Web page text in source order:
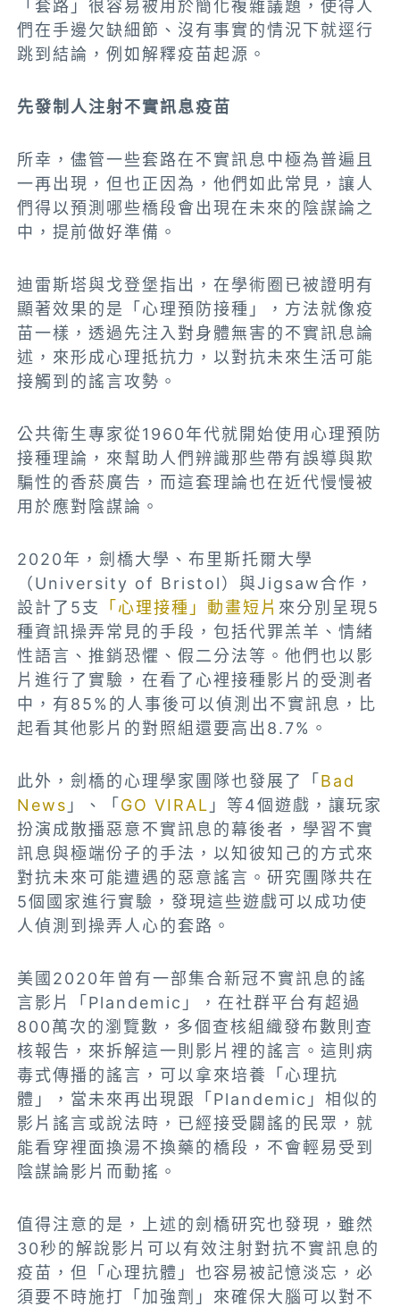
「套路」很容易被用於簡化複雜議題，使得人
們在手邊欠缺細節、沒有事實的情況下就逕行
跳到結論，例如解釋疫苗起源。
先發制人注射不實訊息疫苗
所幸，儘管一些套路在不實訊息中極為普遍且
一再出現，但也正因為，他們如此常見，讓人
們得以預測哪些橋段會出現在未來的陰謀論之
中，提前做好準備。
迪雷斯塔與戈登堡指出，在學術圈已被證明有
顯著效果的是「心理預防接種」，方法就像疫
苗一樣，透過先注入對身體無害的不實訊息論
述，來形成心理抵抗力，以對抗未來生活可能
接觸到的謠言攻勢。
公共衛生專家從1960年代就開始使用心理預防
接種理論，來幫助人們辨識那些帶有誤導與欺
騙性的香菸廣告，而這套理論也在近代慢慢被
用於應對陰謀論。
2020年，劍橋大學、布里斯托爾大學
（University of Bristol）與Jigsaw合作，
設計了5支
「心理接種」動畫短片 來分別呈現5
種資訊操弄常見的手段，包括代罪羔羊、情緒
性語言、推銷恐懼、假二分法等。他們也以影
片進行了實驗，在看了心裡接種影片的受測者
中，有85%的人事後可以偵測出不實訊息，比
起看其他影片的對照組還要高出8.7%。
此外，劍橋的心理學家團隊也發展了「Bad
News 」、「GO VIRAL 」等4個遊戲，讓玩家
扮演成散播惡意不實訊息的幕後者，學習不實
訊息與極端份子的手法，以知彼知己的方式來
對抗未來可能遭遇的惡意謠言。研究團隊共在
5個國家進行實驗，發現這些遊戲可以成功使
人偵測到操弄人心的套路。
美國2020年曾有一部集合新冠不實訊息的謠
言影片「Plandemic」，在社群平台有超過
800萬次的瀏覽數，多個查核組織發布數則查
核報告，來拆解這一則影片裡的謠言。這則病
毒式傳播的謠言，可以拿來培養「心理抗
體」，當未來再出現跟「Plandemic」相似的
影片謠言或說法時，已經接受闢謠的民眾，就
能看穿裡面換湯不換藥的橋段，不會輕易受到
陰謀論影片而動搖。
值得注意的是，上述的劍橋研究也發現，雖然
30秒的解說影片可以有效注射對抗不實訊息的
疫苗，但「心理抗體」也容易被記憶淡忘，必
須要不時施打「加強劑」來確保大腦可以對不